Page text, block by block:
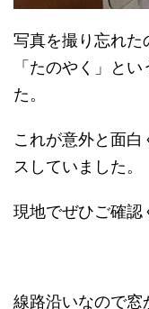
写真を撮り忘れた
「たのやく」と
た。
これが意外と面
スしていました。
現地でぜひご確認
線路沿いなので窓